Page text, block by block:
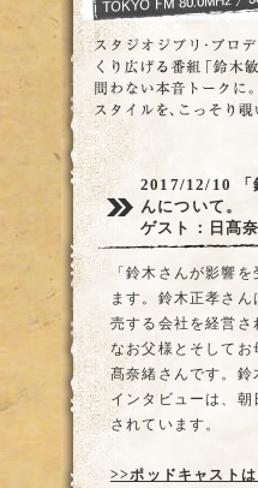
2017/12/10
んについて。
ゲスト：日髙
「鈴木さんが影響
ます。鈴木正孝さ
売する会社を経営
なお父様とそして
髙奈緒さんです。
インタビューは、
されています。
>>ポッドキャストは